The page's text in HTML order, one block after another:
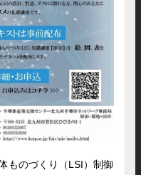
ものづくり（LSI）制御